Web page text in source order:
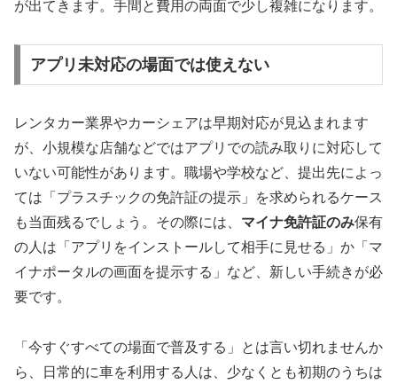
が出てきます。手間と費用の両面で少し複雑になります。
アプリ未対応の場面では使えない
レンタカー業界やカーシェアは早期対応が見込まれます
が、小規模な店舗などではアプリでの読み取りに対応して
いない可能性があります。職場や学校など、提出先によっ
ては「プラスチックの免許証の提示」を求められるケース
も当面残るでしょう。その際には、 マイナ免許証のみ保有
の人は「アプリをインストールして相手に見せる」か「マ
イナポータルの画面を提示する」など、新しい手続きが必
要です。
「今すぐすべての場面で普及する」とは言い切れませんか
ら、日常的に車を利用する人は、少なくとも初期のうちは